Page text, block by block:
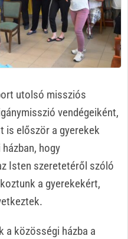
utolsó missziós
vendégeiként,
is először a gyerekek
hogy
Isten szeretetéről szóló
a gyerekekért,
a közösségi házba a